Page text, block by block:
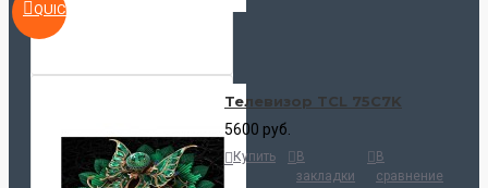
QUICKVIEW
Телевизор TCL 75C7K
5600 руб.
Купить
В
закладки
В
сравнение